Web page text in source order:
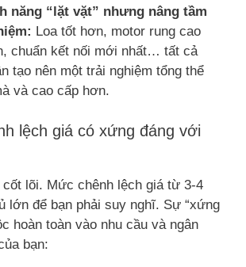
năng “lặt vặt” nhưng nâng tầm
Loa tốt hơn, motor rung cao
chuẩn kết nối mới nhất… tất cả
tạo nên một trải nghiệm tổng thể
và cao cấp hơn.
lệch giá có xứng đáng với
lõi. Mức chênh lệch giá từ 3-4
lớn để bạn phải suy nghĩ. Sự “xứng
hoàn toàn vào nhu cầu và ngân
bạn: